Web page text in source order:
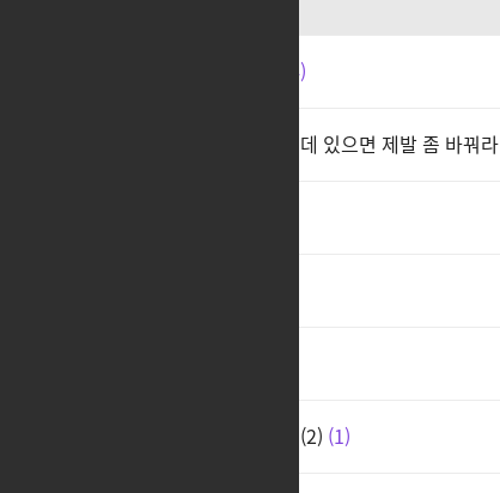
4
스커 담당자가 있는지 모르겠는데 있으면 제발 좀 바꿔라
스커 아크그리드의 재검토 요청(2) 1